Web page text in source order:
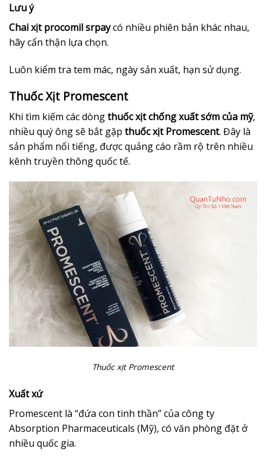
Lưu ý
Chai xịt procomil srpaycó nhiều phiên bản khác nhau,
hãy cẩn thận lựa chọn.
Luôn kiểm tra tem mác, ngày sản xuất, hạn sử dụng.
Thuốc Xịt Promescent
Khi tìm kiếm các dòngthuốc xịt chống xuất sớm của mỹ,
nhiều quý ông sẽ bắt gặp thuốc xịt Promescent. Đây là
sản phẩm nổi tiếng, được quảng cáo rầm rộ trên nhiều
kênh truyền thông quốc tế.
Thuốc xịt Promescent
Xuất xứ
Promescent là “đứa con tinh thần” của công ty
Absorption Pharmaceuticals (Mỹ), có văn phòng đặt ở
nhiều quốc gia.